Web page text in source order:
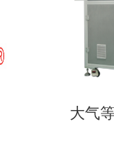
大气